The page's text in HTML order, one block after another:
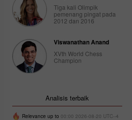
Tiga kali Olimpik
pemenang pingat pada
2012 dan 2016
Viswanathan Anand
XVth World Chess
Champion
Analisis terbaik
Relevance up to 00:00 2026-08-20 UTC--4